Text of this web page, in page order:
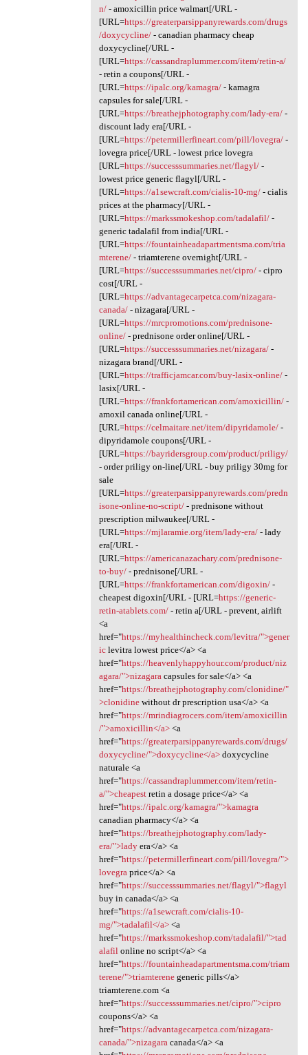
n/- amoxicillin price walmart[/URL -
[URL=https://greaterparsippanyrewards.com/drugs
/doxycycline/- canadian pharmacy cheap
doxycycline[/URL -
[URL=https://cassandraplummer.com/item/retin-a/
- retin a coupons[/URL -
[URL=https://ipalc.org/kamagra/- kamagra
capsules for sale[/URL -
[URL=https://breathejphotography.com/lady-era/-
discount lady era[/URL -
[URL=https://petermillerfineart.com/pill/lovegra/-
lovegra price[/URL - lowest price lovegra
[URL=https://successsummaries.net/flagyl/-
lowest price generic flagyl[/URL -
[URL=https://a1sewcraft.com/cialis-10-mg/- cialis
prices at the pharmacy[/URL -
[URL=https://markssmokeshop.com/tadalafil/-
generic tadalafil from india[/URL -
[URL=https://fountainheadapartmentsma.com/tria
mterene/- triamterene overnight[/URL -
[URL=https://successsummaries.net/cipro/- cipro
cost[/URL -
[URL=https://advantagecarpetca.com/nizagara-
canada/- nizagara[/URL -
[URL=https://mrcpromotions.com/prednisone-
online/- prednisone order online[/URL -
[URL=https://successsummaries.net/nizagara/-
nizagara brand[/URL -
[URL=https://trafficjamcar.com/buy-lasix-online/-
lasix[/URL -
[URL=https://frankfortamerican.com/amoxicillin/-
amoxil canada online[/URL -
[URL=https://celmaitare.net/item/dipyridamole/-
dipyridamole coupons[/URL -
[URL=https://bayridersgroup.com/product/priligy/
- order priligy on-line[/URL - buy priligy 30mg for
sale
[URL=https://greaterparsippanyrewards.com/predn
isone-online-no-script/- prednisone without
prescription milwaukee[/URL -
[URL=https://mjlaramie.org/item/lady-era/- lady
era[/URL -
[URL=https://americanazachary.com/prednisone-
to-buy/- prednisone[/URL -
[URL=https://frankfortamerican.com/digoxin/-
cheapest digoxin[/URL - [URL=https://generic-
retin-atablets.com/- retin a[/URL - prevent, airlift
<a
href="https://myhealthincheck.com/levitra/">gener
iclevitra lowest price</a> <a
href="https://heavenlyhappyhour.com/product/niz
agara/">nizagara capsules for sale</a> <a
href="https://breathejphotography.com/clonidine/"
>clonidinewithout dr prescription usa</a> <a
href="https://mrindiagrocers.com/item/amoxicillin
/">amoxicillin</a><a
href="https://greaterparsippanyrewards.com/drugs/
doxycycline/">doxycycline</a>doxycycline
naturale <a
href="https://cassandraplummer.com/item/retin-
a/">cheapestretin a dosage price</a> <a
href="https://ipalc.org/kamagra/">kamagra
canadian pharmacy</a> <a
href="https://breathejphotography.com/lady-
era/">ladyera</a> <a
href="https://petermillerfineart.com/pill/lovegra/">
lovegra price</a> <a
href="https://successsummaries.net/flagyl/">flagyl
buy in canada</a> <a
href="https://a1sewcraft.com/cialis-10-
mg/">tadalafil</a><a
href="https://markssmokeshop.com/tadalafil/">tad
alafil online no script</a> <a
href="https://fountainheadapartmentsma.com/triam
terene/">triamterenegeneric pills</a>
triamterene.com <a
href="https://successsummaries.net/cipro/">cipro
coupons</a> <a
href="https://advantagecarpetca.com/nizagara-
canada/">nizagara canada</a> <a